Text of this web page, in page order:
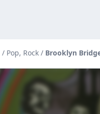
/ Pop, Rock / Brooklyn